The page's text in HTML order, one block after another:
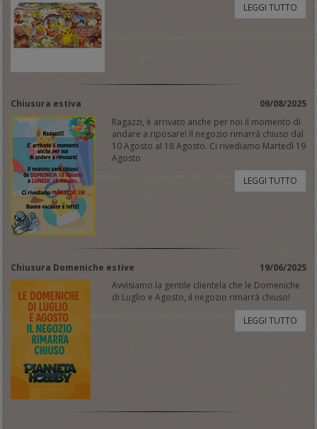
LEGGI TUTTO
Chiusura estiva
09/08/2025
Ragazzi, è arrivato anche per noi il momento di
andare a riposare! Il negozio rimarrà chiuso dal
10 Agosto al 18 Agosto. Ci rivediamo Martedì 19
Agosto
LEGGI TUTTO
Chiusura Domeniche estive
19/06/2025
Avvisiamo la gentile clientela che le Domeniche
di Luglio e Agosto, il negozio rimarrà chiuso!
LEGGI TUTTO